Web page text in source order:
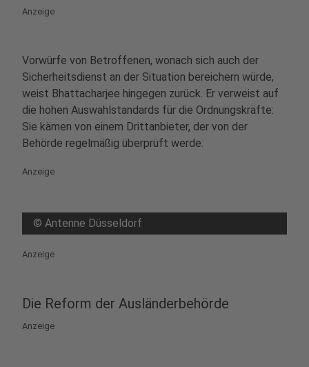
Anzeige
Vorwürfe von Betroffenen, wonach sich auch der
Sicherheitsdienst an der Situation bereichern würde,
weist Bhattacharjee hingegen zurück. Er verweist auf
die hohen Auswahlstandards für die Ordnungskräfte:
Sie kämen von einem Drittanbieter, der von der
Behörde regelmäßig überprüft werde.
Anzeige
© Antenne Düsseldorf
Anzeige
Die Reform der Ausländerbehörde
Anzeige